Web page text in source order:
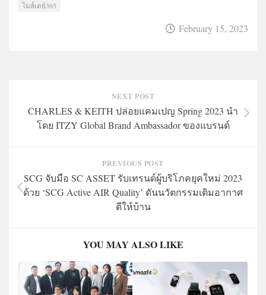
ไมล์เดย์365
February 15, 2023
NEXT POST
CHARLES & KEITH ปล่อยแคมเปญ Spring 2023 นำ
โดย ITZY Global Brand Ambassador ของแบรนด์
PREVIOUS POST
SCG จับมือ SC ASSET รับเทรนด์ผู้บริโภคยุคใหม่ 2023
ด้วย ‘SCG Active AIR Quality’ ดันนวัตกรรมเติมอากาศ
ดีให้บ้าน
YOU MAY ALSO LIKE